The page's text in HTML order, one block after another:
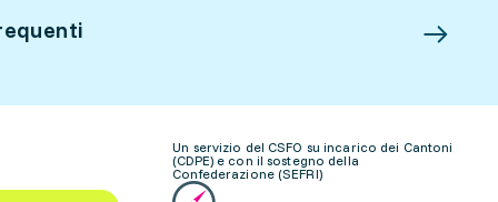
Un servizio del CSFO su incarico dei Cantoni
(CDPE) e con il sostegno della
Confederazione (SEFRI)